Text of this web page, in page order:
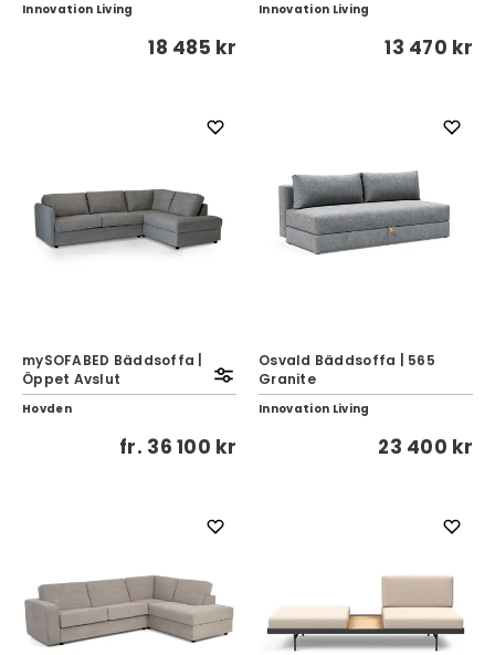
Innovation Living
18 485 kr
Innovation Living
13 470 kr
mySOFABED Bäddsoffa |
Öppet Avslut
Hovden
fr. 36 100 kr
Osvald Bäddsoffa | 565
Granite
Innovation Living
23 400 kr